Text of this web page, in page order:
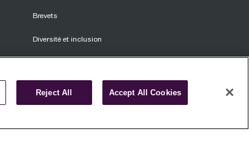
Brevets
Diversité et inclusion
Reject All Accept All Cookies